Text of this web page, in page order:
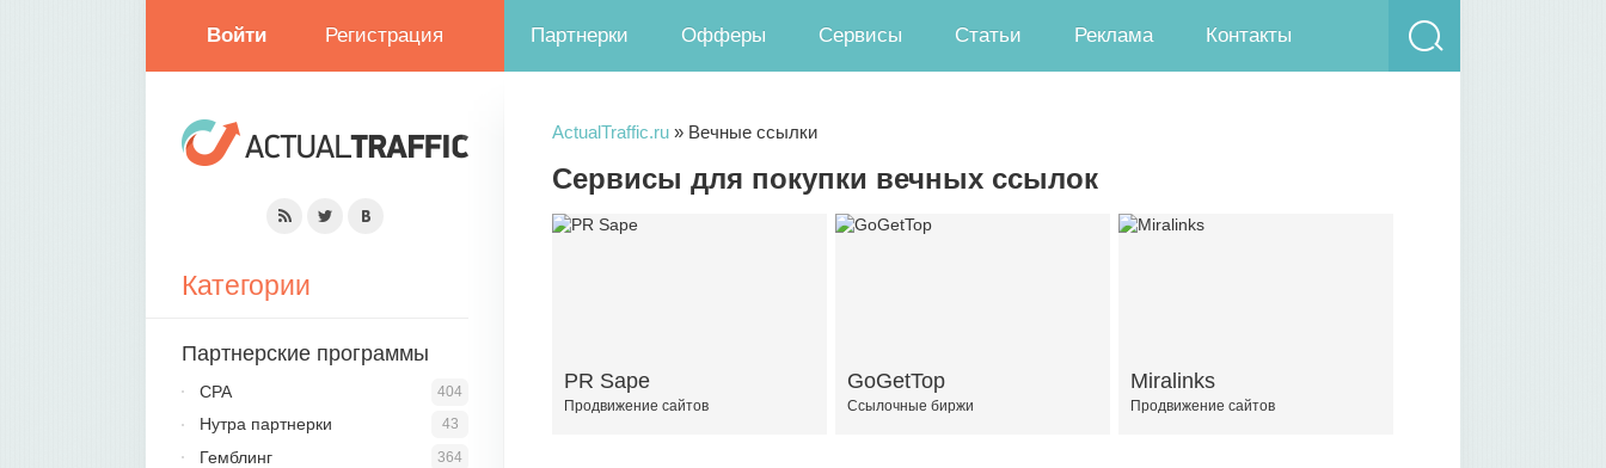
Войти Регистрация Партнерки Офферы Сервисы Статьи Реклама Контакты
ActualTraffic.ru » Вечные ссылки
Сервисы для покупки вечных ссылок
PR Sape
Продвижение сайтов
GoGetTop
Ссылочные биржи
Miralinks
Продвижение сайтов
Категории
Партнерские программы
404
CPA
43
Нутра партнерки
364
Гемблинг